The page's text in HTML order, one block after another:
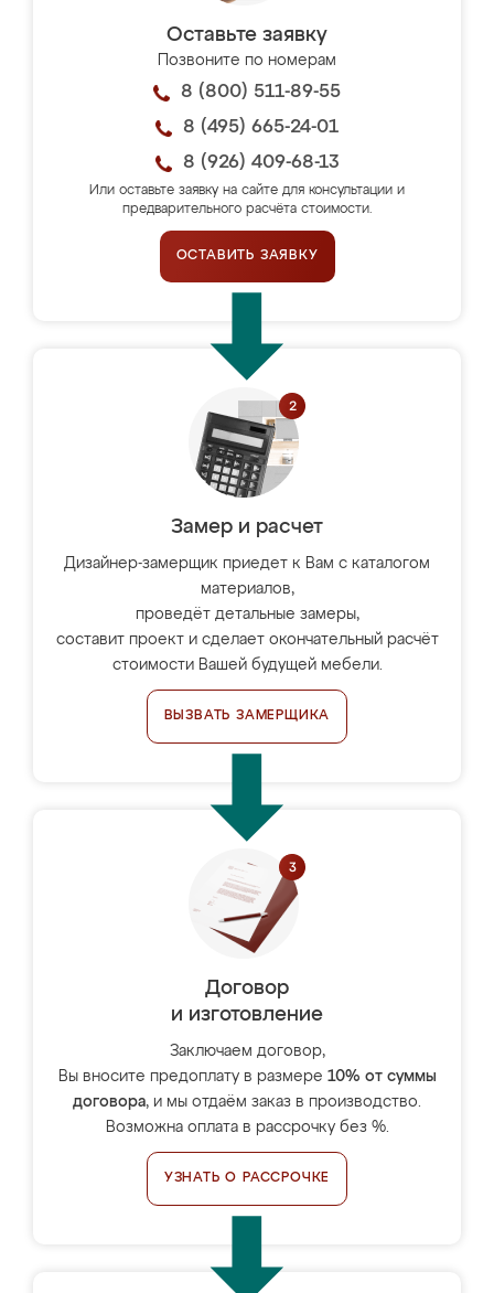
Оставьте заявку
Позвоните по номерам
8 (800) 511-89-55
8 (495) 665-24-01
8 (926) 409-68-13
Или оставьте заявку на сайте для консультации и
предварительного расчёта стоимости.
ОСТАВИТЬ ЗАЯВКУ
Замер и расчет
Дизайнер-замерщик приедет к Вам с каталогом
материалов,
проведёт детальные замеры,
составит проект и сделает окончательный расчёт
стоимости Вашей будущей мебели.
ВЫЗВАТЬ ЗАМЕРЩИКА
Договор
и изготовление
Заключаем договор,
Вы вносите предоплату в размере 10% от суммы
договора, и мы отдаём заказ в производство.
Возможна оплата в рассрочку без %.
УЗНАТЬ О РАССРОЧКЕ